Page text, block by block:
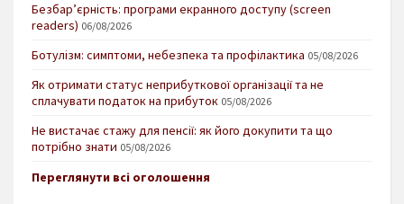
Безбар’єрність: програми екранного доступу (screen
readers) 06/08/2026
Ботулізм: симптоми, небезпека та профілактика 05/08/2026
Як отримати статус неприбуткової організації та не
сплачувати податок на прибуток 05/08/2026
Не вистачає стажу для пенсії: як його докупити та що
потрібно знати 05/08/2026
Переглянути всі оголошення